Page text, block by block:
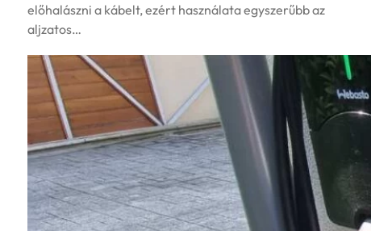
előhalászni a kábelt, ezért használata egyszerűbb az
aljzatos…